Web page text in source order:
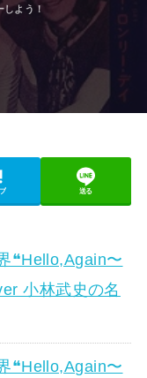
送る
❝Hello,Again〜
小林武史の名
❝Hello,Again〜